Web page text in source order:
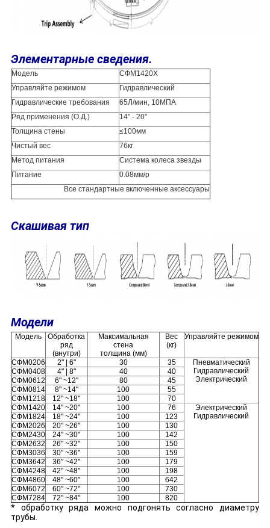
Элементарные сведения.
Модель
СФМ1420Х
Управляйте режимом
Гидравлический
Гидравлические требования
65Л/мин, 10МПА
Ряд применения (О.Д.)
14" - 20"
Толщина стены
≤100мм
Чистый вес
76кг
Метод питания
Система колеса звезды
Питание
0.08мм/р
Все стандартные включенные аксессуары
Скашивая тип
Модели
Модель
Обработка
ряд
(внутри)
Максимальная
стена
толщина (мм)
Вес
(кг)
Управляйте режимом
СФМ0206 2" | 6" 30 35
Пневматический
Гидравлический
Электрический
СФМ0408 4" | 8" 40
40
СФМ0612
6" ~12" 80
45
СФМ0814
8" ~14" 100
55
СФМ1218
12" ~18" 100
70
СФМ1420
14" ~20" 100 76
Электрический
Гидравлический
СФМ1824 18" ~24" 100
123
СФМ2026
20" ~26" 100
130
СФМ2430
24" ~30" 100
142
СФМ2632
26" ~32" 100
150
СФМ3036
30" ~36" 100
159
СФМ3642
36" ~42" 100
179
СФМ4248
42" ~48" 100
198
СФМ4860
48" ~60" 100
642
СФМ6072
60" ~72" 100
730
СФМ7284
72" ~84" 100 820
* обработку ряда можно подгонять согласно диаметру
трубы.